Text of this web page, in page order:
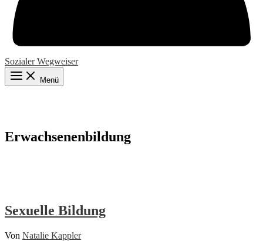
Sozialer Wegweiser
Menü
Erwachsenenbildung
Sexuelle Bildung
Von Natalie Kappler